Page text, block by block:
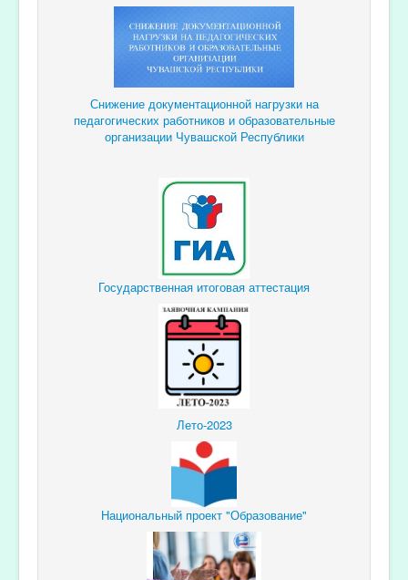
Снижение документационной нагрузки на
педагогических работников и образовательные
организации Чувашской Республики
Государственная итоговая аттестация
Лето-2023
Национальный проект "Образование"